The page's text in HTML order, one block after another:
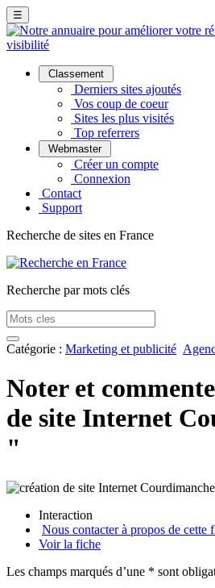
☰
Classement
Derniers sites ajoutés
Vos coup de coeur
Sites les plus visités
Top referrers
Webmaster
Créer un compte
Connexion
Contact
Support
Recherche de sites en France
Recherche par mots clés
Catégorie : Marketing et publicité
Noter et
de site Internet
"
Interaction
Nous contacter à propos de cette
Voir la fiche
Les champs marqués d’une * sont